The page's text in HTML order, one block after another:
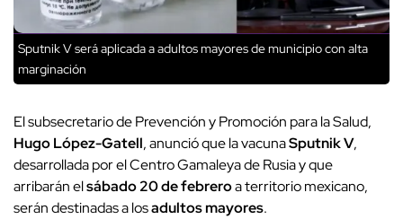
Sputnik V será aplicada a adultos mayores de municipio con alta
marginación
El subsecretario de Prevención y Promoción para la Salud,
Hugo López-Gatell, anunció que la vacunaSputnik V,
desarrollada por el Centro Gamaleya de Rusia y que
arribarán elsábado 20 de febreroa territorio mexicano,
serán destinadas a losadultos mayores.